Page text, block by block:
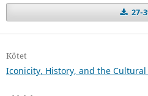
27-
Kötet
Iconicity, History, and the